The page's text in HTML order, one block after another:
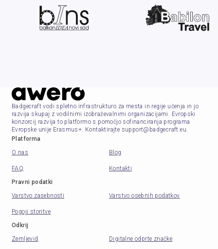
Badgecraft vodi spletno infrastrukturo za mesta in regije učenja in jo
razvija skupaj z vodilnimi izobraževalnimi organizacijami. Evropski
konzorcij razvija to platformo s pomočjo sofinanciranja programa
Evropske unije Erasmus+. Kontaktirajte support@badgecraft.eu.
Platforma
O nas
Blog
FAQ
Kontakti
Pravni podatki
Varstvo zasebnosti
Varstvo osebnih podatkov
Pogoji storitve
Odkrij
Zemljevid
Digitalne odprte značke